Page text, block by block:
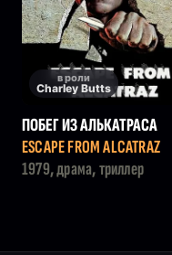
в роли
Charley Butts
ПОБЕГ ИЗ АЛЬКАТРАСА
ESCAPE FROM ALCATRAZ
1979, драма, триллер